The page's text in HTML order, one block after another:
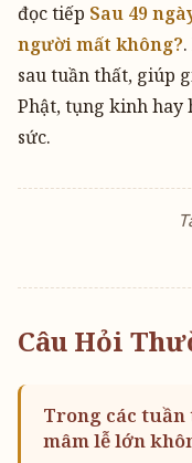
đọc tiếp Sau 49
người mất không?
sau tuần thất, giúp
Phật, tụng kinh hay
sức.
Câu Hỏi
Trong các tuần
mâm lễ lớn